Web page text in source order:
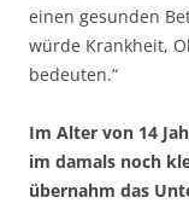
einen gesunden
würde Krankheit,
bedeuten.“
Im Alter von 14
im damals noch
übernahm das